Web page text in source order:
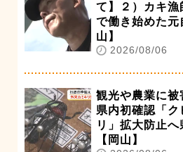
て】２）カキ漁
で働き始めた元
山】
2026/08/06
観光や農業に
県内初確認「ク
リ」拡大防止
【岡山】